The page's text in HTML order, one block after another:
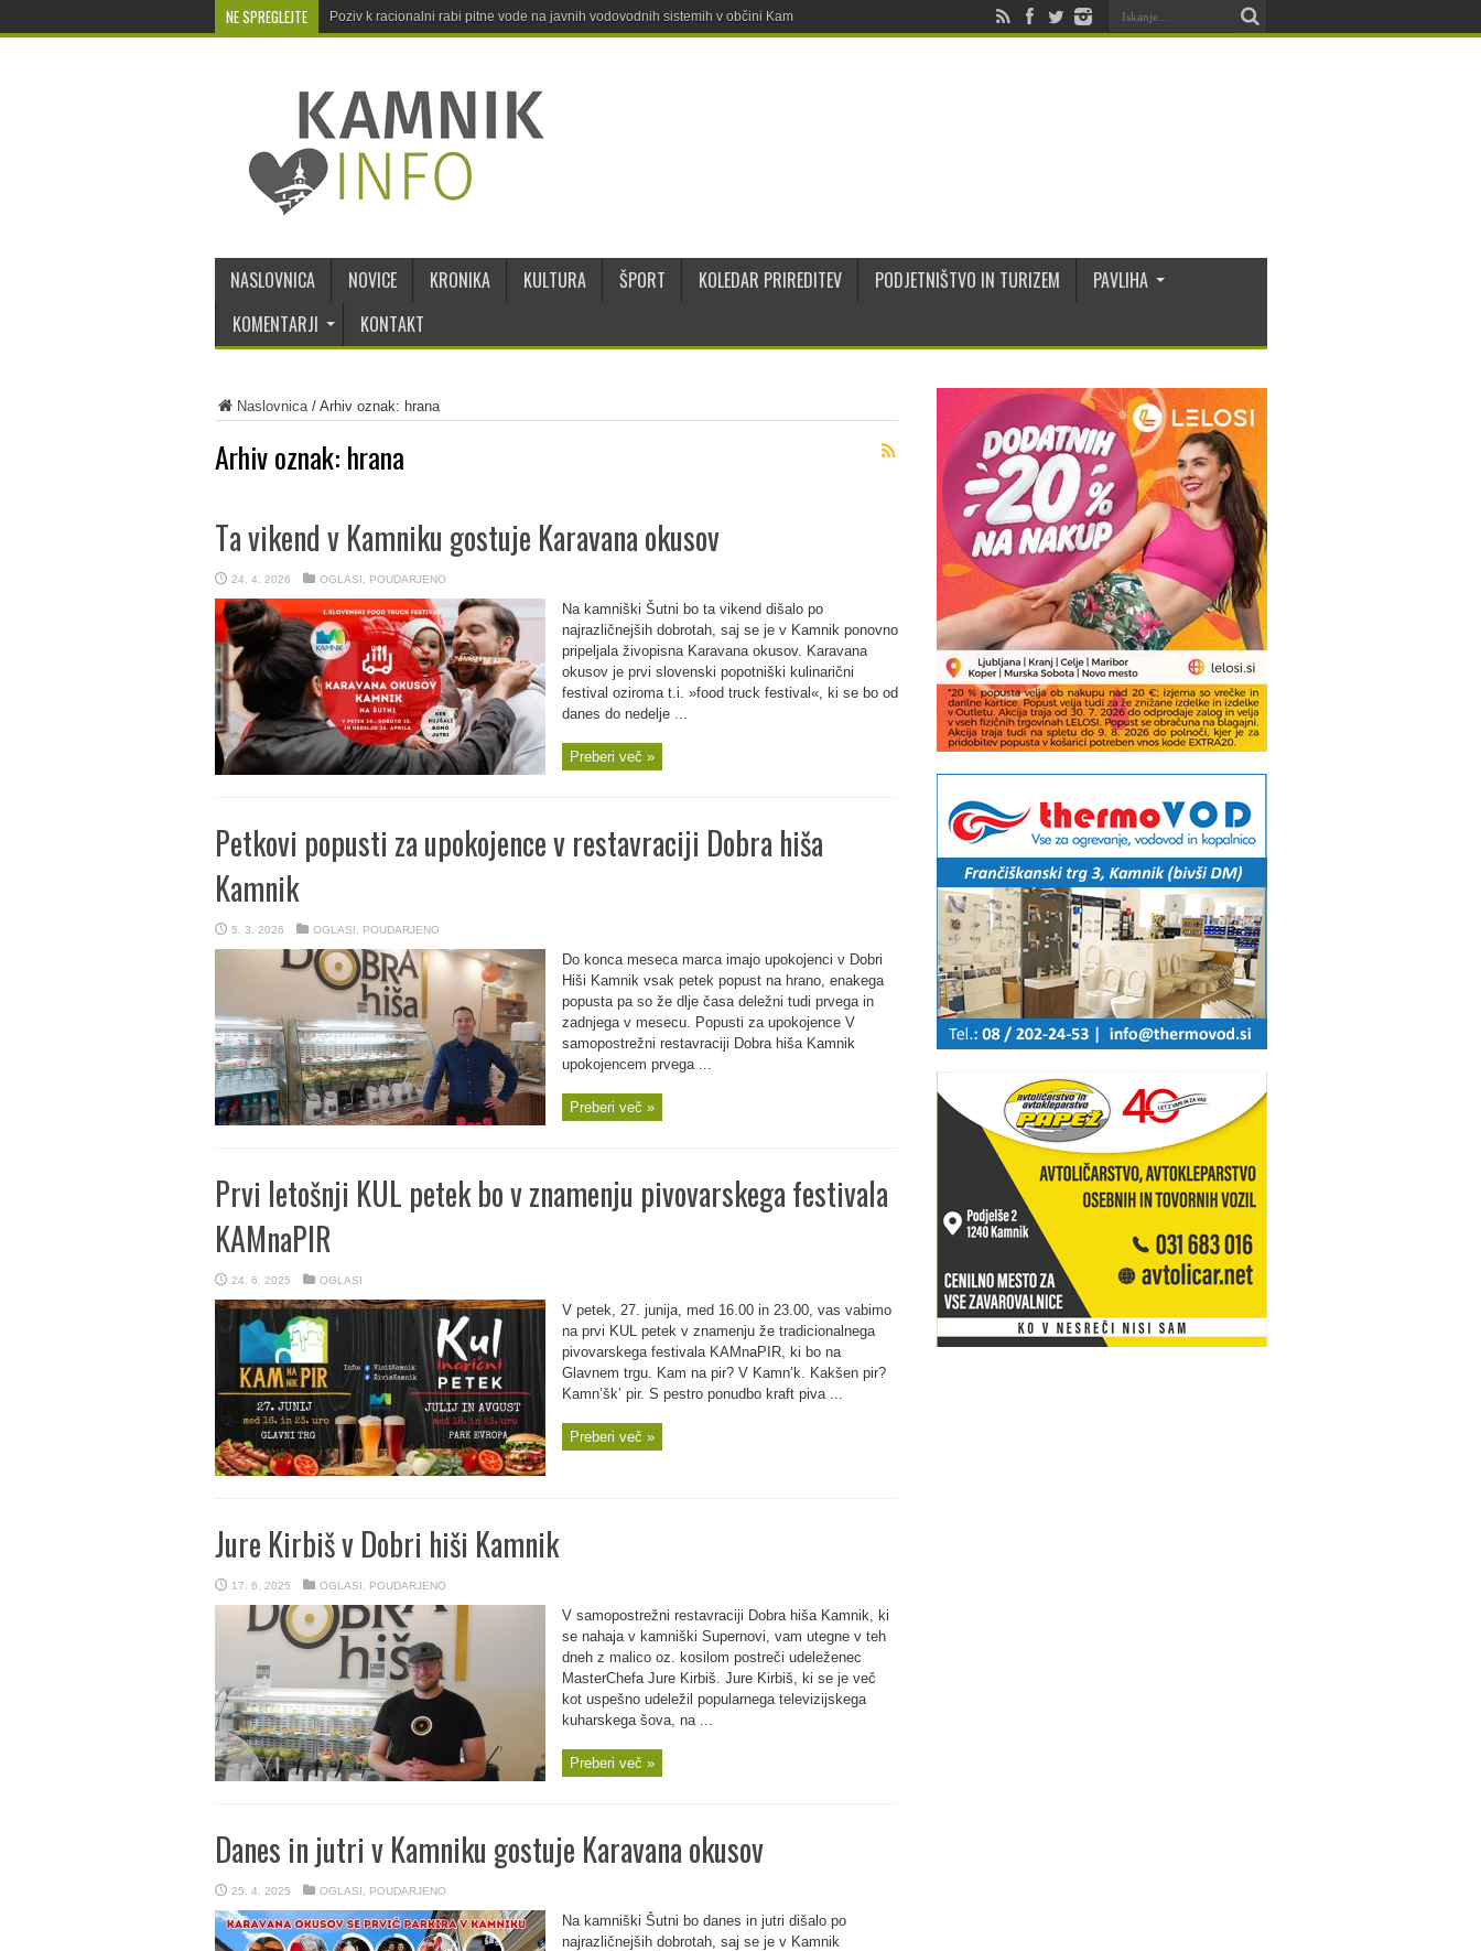
NE SPREGLEJTE Poziv k racionalni rabi pitne vode na javnih vodovodnih sistemih v občini Kamnik
NASLOVNICA NOVICE KRONIKA KULTURA ŠPORT KOLEDAR PRIREDITEV PODJETNIŠTVO IN TURIZEM
PAVLIHA
KOMENTARJI
KONTAKT
Naslovnica/ Arhiv oznak: hrana
Arhiv oznak: hrana
Ta vikend v Kamniku gostuje Karavana okusov
24. 4. 2026 OGLASI POUDARJENO
Na kamniški Šutni bo ta vikend dišalo po
najrazličnejših dobrotah, saj se je v Kamnik ponovno
pripeljala živopisna Karavana okusov. Karavana
okusov je prvi slovenski popotniški kulinarični
festival oziroma t.i. »food truck festival«, ki se bo od
danes do nedelje ...
Preberi več »
Petkovi popusti za upokojence v restavraciji Dobra hiša
Kamnik
5. 3. 2026 OGLASI POUDARJENO
Do konca meseca marca imajo upokojenci v Dobri
Hiši Kamnik vsak petek popust na hrano, enakega
popusta pa so že dlje časa deležni tudi prvega in
zadnjega v mesecu. Popusti za upokojence V
samopostrežni restavraciji Dobra hiša Kamnik
upokojencem prvega ...
Preberi več »
Prvi letošnji KUL petek bo v znamenju pivovarskega festivala
KAMnaPIR
24. 6. 2025 OGLASI
V petek, 27. junija, med 16.00 in 23.00, vas vabimo
na prvi KUL petek v znamenju že tradicionalnega
pivovarskega festivala KAMnaPIR, ki bo na
Glavnem trgu. Kam na pir? V Kamn’k. Kakšen pir?
Kamn’šk’ pir. S pestro ponudbo kraft piva ...
Preberi več »
Jure Kirbiš v Dobri hiši Kamnik
17. 6. 2025 OGLASI POUDARJENO
V samopostrežni restavraciji Dobra hiša Kamnik, ki
se nahaja v kamniški Supernovi, vam utegne v teh
dneh z malico oz. kosilom postreči udeleženec
MasterChefa Jure Kirbiš. Jure Kirbiš, ki se je več
kot uspešno udeležil popularnega televizijskega
kuharskega šova, na ...
Preberi več »
Danes in jutri v Kamniku gostuje Karavana okusov
25. 4. 2025 OGLASI POUDARJENO
Na kamniški Šutni bo danes in jutri dišalo po
najrazličnejših dobrotah, saj se je v Kamnik